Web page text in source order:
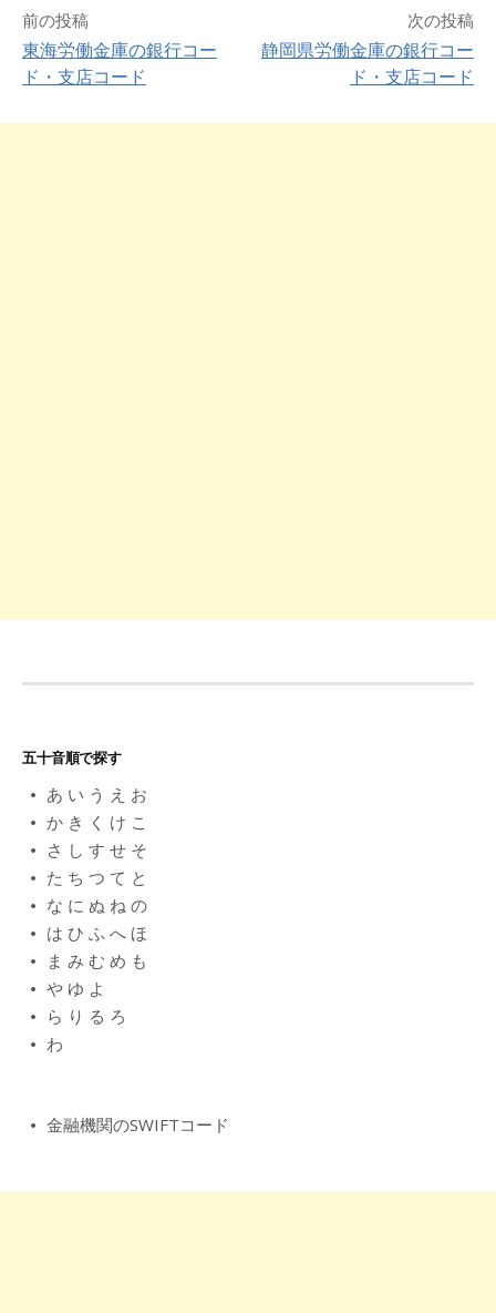
投
稿
前の投稿
東海労働金庫の銀行コー
ド・支店コード
次の投稿
静岡県労働金庫の銀行コー
ド・支店コード
五十音順で探す
あ い う え お
か き く け こ
さ し す せ そ
た ち つ て と
な に ぬ ね の
は ひ ふ へ ほ
ま み む め も
や ゆ よ
ら り る ろ
わ
金融機関のSWIFTコード